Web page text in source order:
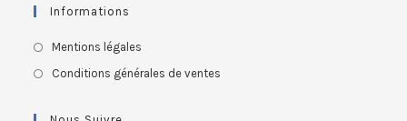
Informations
Mentions légales
Conditions générales de ventes